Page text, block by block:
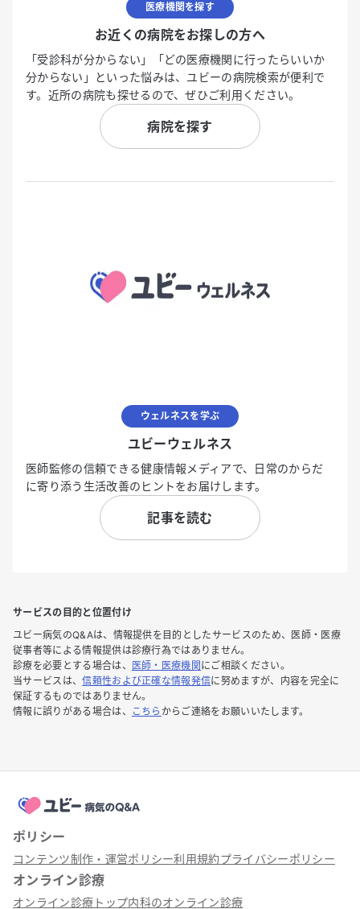
医療機関を探す
お近くの病院をお探しの方へ
「受診科が分からない」「どの医療機関に行ったらいいか
分からない」といった悩みは、ユビーの病院検索が便利で
す。近所の病院も探せるので、ぜひご利用ください。
病院を探す
ウェルネスを学ぶ
ユビーウェルネス
医師監修の信頼できる健康情報メディアで、日常のからだ
に寄り添う生活改善のヒントをお届けします。
記事を読む
サービスの目的と位置付け
ユビー病気のQ&Aは、情報提供を目的としたサービスのため、医師・医療
従事者等による情報提供は診療行為ではありません。
診療を必要とする場合は、
医師・医療機関 にご相談ください。
当サービスは、信頼性および正確な情報発信に努めますが、内容を完全に
保証するものではありません。
情報に誤りがある場合は、
こちら からご連絡をお願いいたします。
ポリシー
コンテンツ制作・運営ポリシー利用規約プライバシーポリシー
オンライン診療
オンライン診療トップ内科のオンライン診療